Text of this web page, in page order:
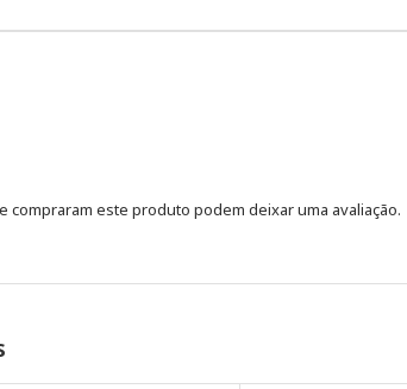
compraram este produto podem deixar uma avaliação.